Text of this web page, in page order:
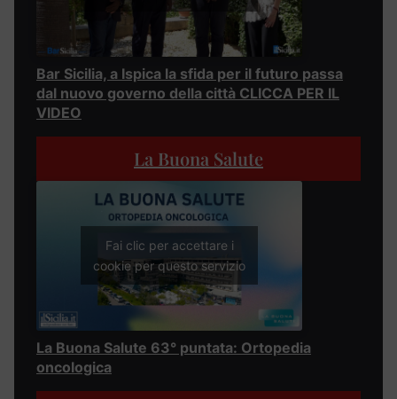
Bar Sicilia, a Ispica la sfida per il futuro passa
dal nuovo governo della città CLICCA PER IL
VIDEO
La Buona Salute
Fai clic per accettare i
cookie per questo servizio
La Buona Salute 63° puntata: Ortopedia
oncologica